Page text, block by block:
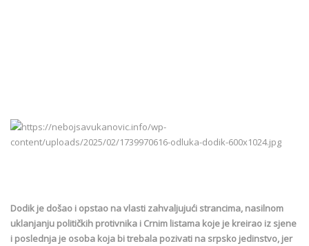
Dodik je došao i opstao na vlasti zahvaljujući strancima, nasilnom
uklanjanju političkih protivnika i Crnim listama koje je kreirao iz sjene
i poslednja je osoba koja bi trebala pozivati na srpsko jedinstvo, jer